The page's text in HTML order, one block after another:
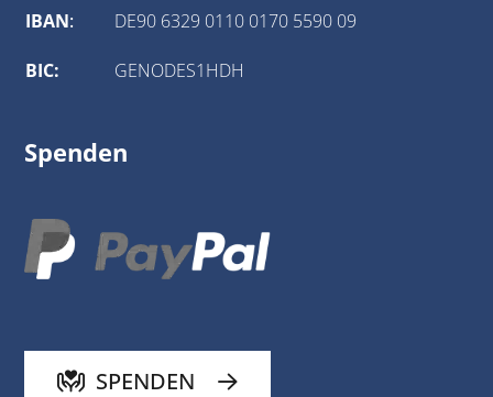
IBAN: DE90 6329 0110 0170 5590 09
BIC: GENODES1HDH
Spenden
SPENDEN